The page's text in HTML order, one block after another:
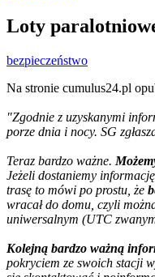
Loty
bezpieczeństwo
Na stronie cumulus24.pl
"Zgodnie z uzyskanymi
porze dnia i nocy. SG
Teraz bardzo ważne.
Jeżeli dostaniemy
trasę to mówi po prostu, że
wracał do domu, czyli
uniwersalnym (UTC
Kolejną bardzo ważną
pokryciem ze swoich stacji